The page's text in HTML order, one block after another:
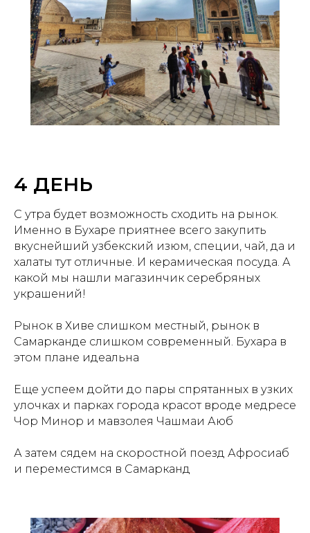
4 ДЕНЬ
С утра будет возможность сходить на рынок.
Именно в Бухаре приятнее всего закупить
вкуснейший узбекский изюм, специи, чай, да и
халаты тут отличные. И керамическая посуда. А
какой мы нашли магазинчик серебряных
украшений!
Рынок в Хиве слишком местный, рынок в
Самарканде слишком современный. Бухара в
этом плане идеальна
Еще успеем дойти до пары спрятанных в узких
улочках и парках города красот вроде медресе
Чор Минор и мавзолея Чашмаи Аюб
А затем сядем на скоростной поезд Афросиаб
и переместимся в Самарканд